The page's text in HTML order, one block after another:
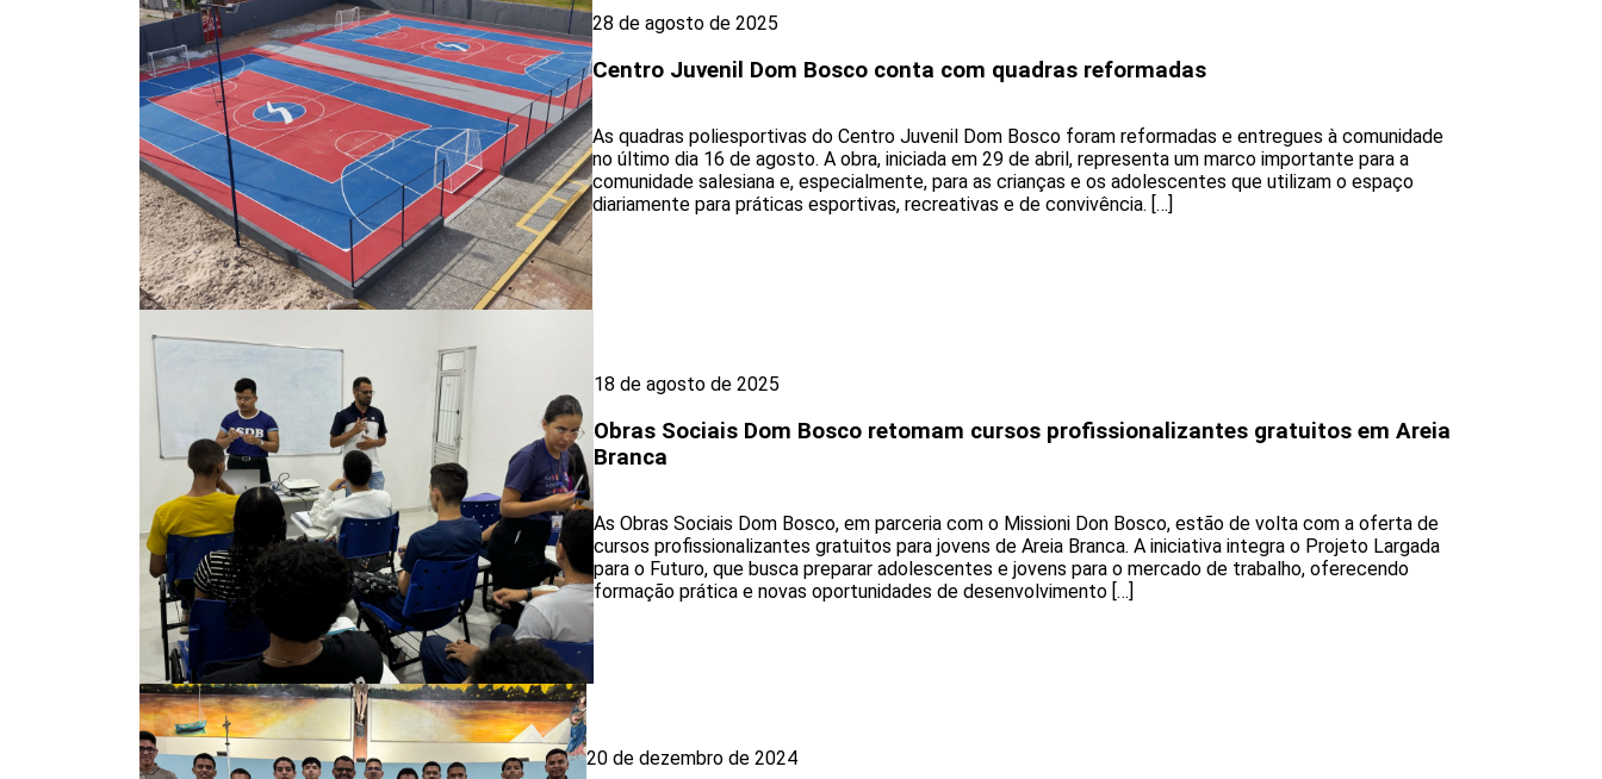
28 de agosto de 2025
Centro Juvenil Dom Bosco conta com quadras reformadas
As quadras poliesportivas do Centro Juvenil Dom Bosco foram reformadas e entregues à comunidade
no último dia 16 de agosto. A obra, iniciada em 29 de abril, representa um marco importante para a
comunidade salesiana e, especialmente, para as crianças e os adolescentes que utilizam o espaço
diariamente para práticas esportivas, recreativas e de convivência. […]
18 de agosto de 2025
Obras Sociais Dom Bosco retomam cursos profissionalizantes gratuitos em Areia
Branca
As Obras Sociais Dom Bosco, em parceria com o Missioni Don Bosco, estão de volta com a oferta de
cursos profissionalizantes gratuitos para jovens de Areia Branca. A iniciativa integra o Projeto Largada
para o Futuro, que busca preparar adolescentes e jovens para o mercado de trabalho, oferecendo
formação prática e novas oportunidades de desenvolvimento […]
20 de dezembro de 2024